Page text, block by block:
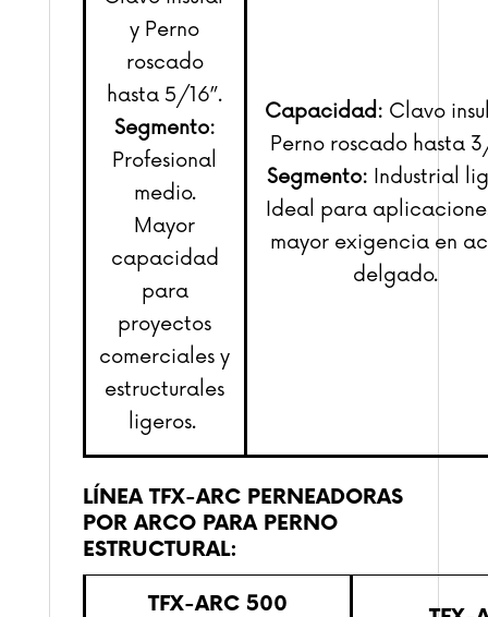
y Perno
roscado
hasta 5/16”.
Segmento:
Profesional
medio.
Mayor
capacidad
para
proyectos
comerciales y
estructurales
ligeros.
Capacidad: Clavo
Perno roscado hasta
Segmento: Industrial
Ideal para
mayor exigencia en
delgado.
LÍNEA TFX-ARC PERNEADORAS
POR ARCO PARA PERNO
ESTRUCTURAL:
TFX-ARC 500